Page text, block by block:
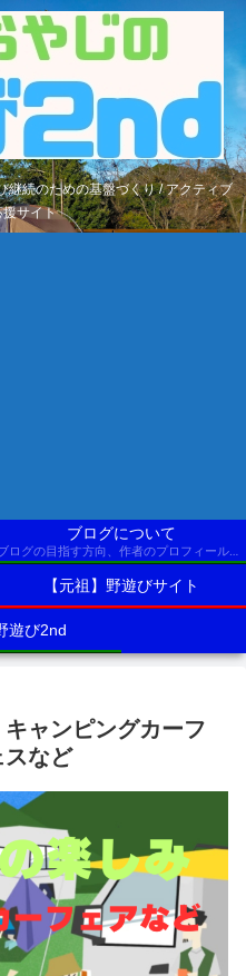
続のための基盤づくり / アクティブ
援サイト
ブログについて
ブログの目指す方向、作者のプロフィールなど
【元祖】野遊びサイト
遊び2nd
キャンピングカーフ
スなど